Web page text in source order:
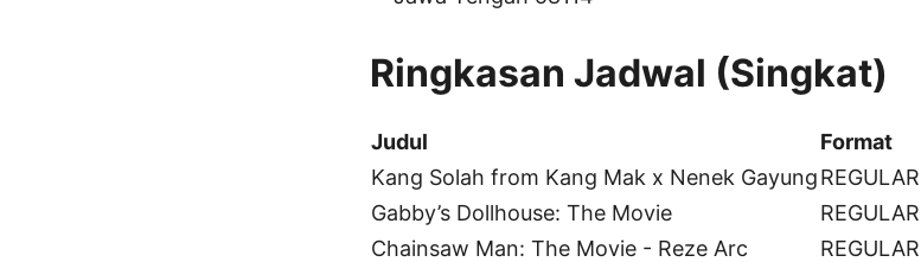
Ringkasan Jadwal (Singkat)
Judul Format
Kang Solah from Kang Mak x Nenek GayungREGULAR
Gabby’s Dollhouse: The Movie
REGULAR
Chainsaw Man: The Movie - Reze Arc
REGULAR